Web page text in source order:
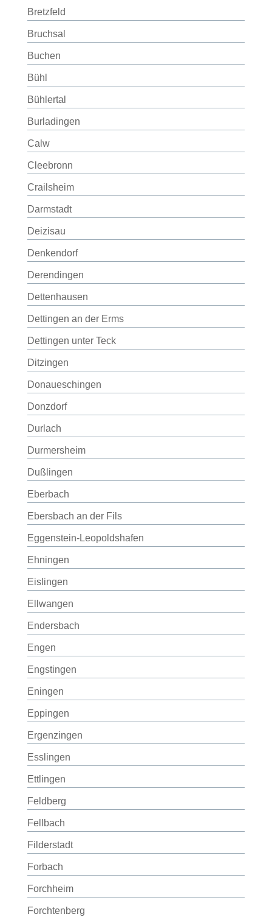
Bretzfeld
Bruchsal
Buchen
Bühl
Bühlertal
Burladingen
Calw
Cleebronn
Crailsheim
Darmstadt
Deizisau
Denkendorf
Derendingen
Dettenhausen
Dettingen an der Erms
Dettingen unter Teck
Ditzingen
Donaueschingen
Donzdorf
Durlach
Durmersheim
Dußlingen
Eberbach
Ebersbach an der Fils
Eggenstein-Leopoldshafen
Ehningen
Eislingen
Ellwangen
Endersbach
Engen
Engstingen
Eningen
Eppingen
Ergenzingen
Esslingen
Ettlingen
Feldberg
Fellbach
Filderstadt
Forbach
Forchheim
Forchtenberg